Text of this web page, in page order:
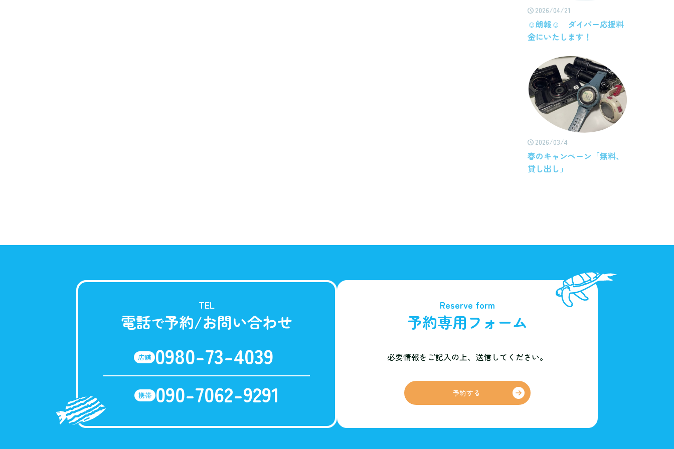
2026/04/21
☺朗報☺ ダイバー応援料
金にいたします！
2026/03/4
春のキャンペーン「無料、
貸し出し」
TEL
電話で予約/お問い合わせ
店舗 0980-73-4039
携帯 090-7062-9291
Reserve form
予約専用フォーム
必要情報をご記入の上、 送信してください。
予約する